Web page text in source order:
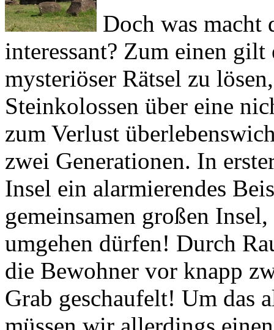
interessant? Zum einen
mysteriöser Rätsel zu
Steinkolossen über eine
zum Verlust
zwei Generationen. In
Insel ein alarmierendes
gemeinsamen großen
umgehen dürfen! Durch
die Bewohner vor knapp
Grab geschaufelt! Um das
müssen wir allerdings
Vergangenheit werfen ...